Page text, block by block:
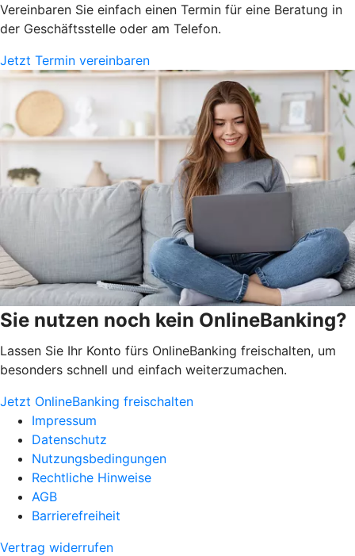
Vereinbaren Sie einfach einen Termin für eine Beratung in
der Geschäftsstelle oder am Telefon.
Jetzt Termin vereinbaren
Sie nutzen noch kein OnlineBanking?
Lassen Sie Ihr Konto fürs OnlineBanking freischalten, um
besonders schnell und einfach weiterzumachen.
Jetzt OnlineBanking freischalten
Impressum
Datenschutz
Nutzungsbedingungen
Rechtliche Hinweise
AGB
Barrierefreiheit
Vertrag widerrufen